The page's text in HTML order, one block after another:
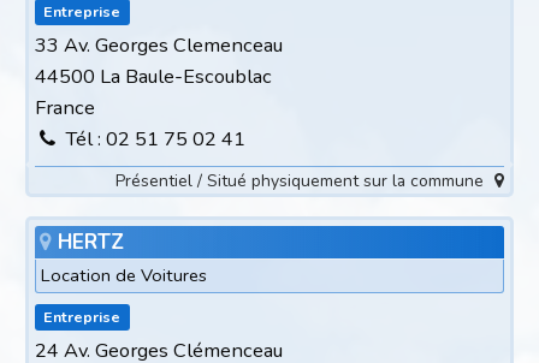
Entreprise
33 Av. Georges Clemenceau
44500 La Baule-Escoublac
France
Tél : 02 51 75 02 41
Présentiel / Situé physiquement sur la commune
HERTZ
Location de Voitures
Entreprise
24 Av. Georges Clémenceau